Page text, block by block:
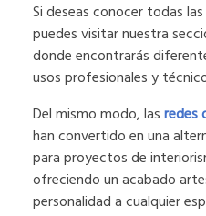
Si deseas conocer todas
puedes visitar nuestra
donde encontrarás
usos profesionales y
Del mismo modo, lasredes
han convertido en una
para proyectos de
ofreciendo un acabado
personalidad a cualquier